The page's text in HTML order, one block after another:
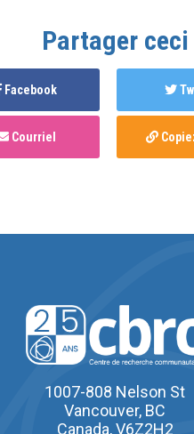
Partager ceci
Facebook
Courriel
1007-808 Nelson St
Vancouver, BC
Canada, V6Z2H2